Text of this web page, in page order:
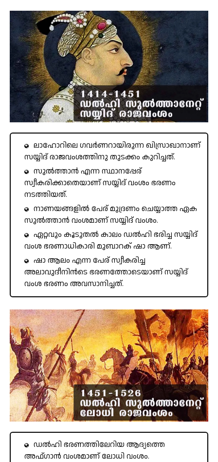
ലാഹോറിലെ ഗവർണറായിരുന്ന ഖിസ്രാഖാനാണ്
സയ്യിദ് രാജവംശത്തിനു തുടക്കം കുറിച്ചത്.
സുൽത്താൻ എന്ന സ്ഥാനപ്പേര്
സ്വീകരിക്കാതെയാണ് സയ്യിദ് വംശം ഭരണം
നടത്തിയത്.
നാണയങ്ങളിൽ പേര് മുദ്രണം ചെയ്യാത്ത ഏക
സുൽത്താൻ വംശമാണ് സയ്യിദ് വംശം.
ഏറ്റവും കൂടുതൽ കാലം ഡൽഹി ഭരിച്ച സയ്യിദ്
വംശ ഭരണാധികാരി മുബാറക് ഷാ ആണ്.
ഷാ ആലം എന്ന പേര് സ്വീകരിച്ച
അലാവുദീനിൻടെ ഭരണത്തോടെയാണ് സയ്യിദ്
വംശ ഭരണം അവസാനിച്ചത്.
ഡൽഹി ഭരണത്തിലേറിയ ആദ്യത്തെ
അഫ്ഗാൻ വംശമാണ് ലോധി വംശം.